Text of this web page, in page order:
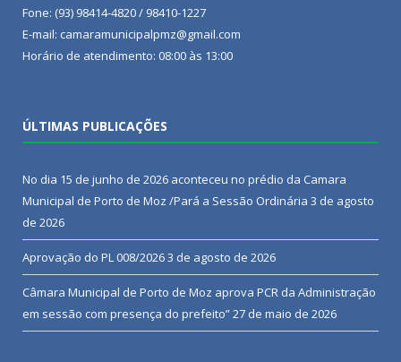
Fone: (93) 98414-4820 / 98410-1227
E-mail: camaramunicipalpmz@gmail.com
Horário de atendimento: 08:00 às 13:00
ÚLTIMAS PUBLICAÇÕES
No dia 15 de junho de 2026 aconteceu no prédio da Camara
Municipal de Porto de Moz /Pará a Sessão Ordinária 3 de agosto
de 2026
Aprovação do PL 008/20263 de agosto de 2026
Câmara Municipal de Porto de Moz aprova PCR da Administração
em sessão com presença do prefeito”27 de maio de 2026